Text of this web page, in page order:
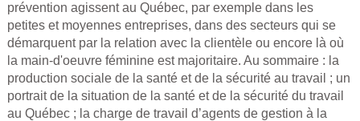
prévention agissent au Québec, par exemple dans les
petites et moyennes entreprises, dans des secteurs qui se
démarquent par la relation avec la clientèle ou encore là où
la main-d'oeuvre féminine est majoritaire. Au sommaire : la
production sociale de la santé et de la sécurité au travail ; un
portrait de la situation de la santé et de la sécurité du travail
au Québec ; la charge de travail d’agents de gestion à la